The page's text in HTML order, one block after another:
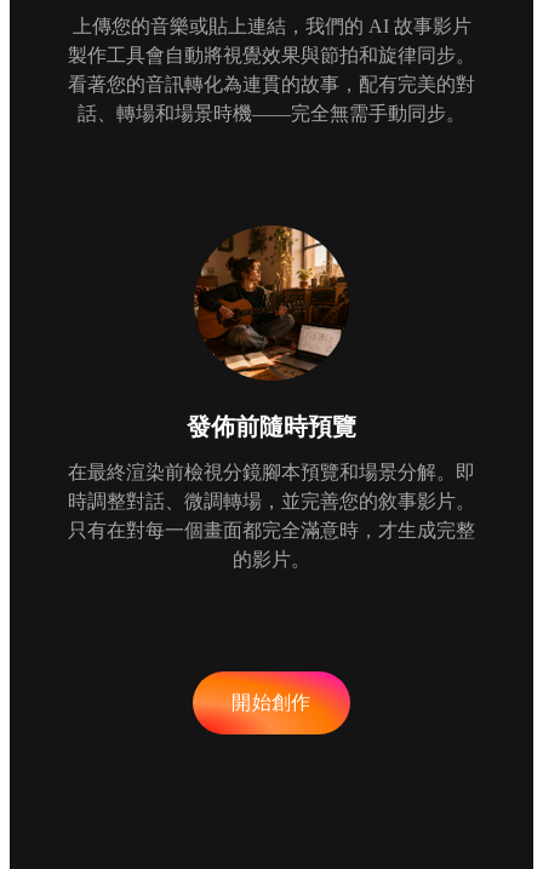
上傳您的音樂或貼上連結，我們的 AI 故事影片
製作工具會自動將視覺效果與節拍和旋律同步。
看著您的音訊轉化為連貫的故事，配有完美的對
話、轉場和場景時機——完全無需手動同步。
發佈前隨時預覽
在最終渲染前檢視分鏡腳本預覽和場景分解。即
時調整對話、微調轉場，並完善您的敘事影片。
只有在對每一個畫面都完全滿意時，才生成完整
的影片。
開始創作